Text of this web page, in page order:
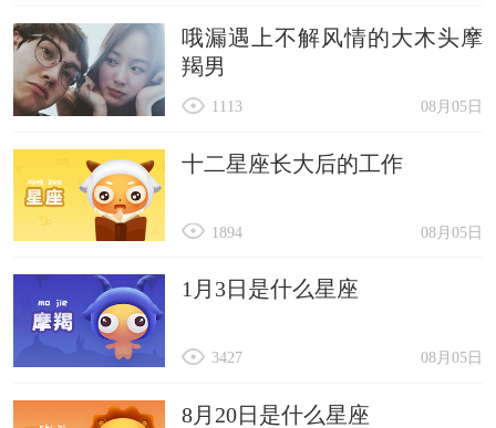
哦漏遇上不解风情的大木头摩
羯男
08月05日
1113
十二星座长大后的工作
08月05日
1894
1月3日是什么星座
08月05日
3427
8月20日是什么星座